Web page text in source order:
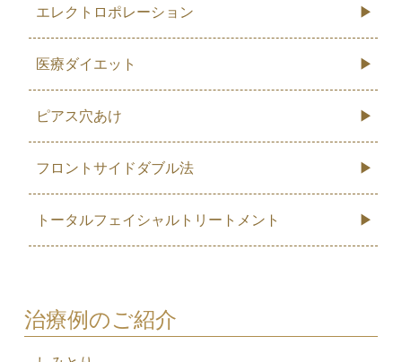
エレクトロポレーション
医療ダイエット
ピアス穴あけ
フロントサイドダブル法
トータルフェイシャルトリートメント
治療例のご紹介